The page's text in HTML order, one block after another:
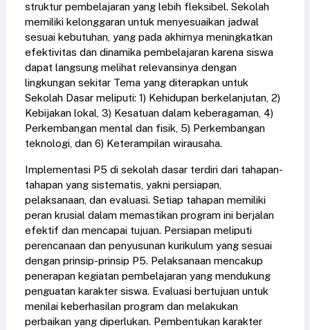
struktur pembelajaran yang lebih fleksibel. Sekolah
memiliki kelonggaran untuk menyesuaikan jadwal
sesuai kebutuhan, yang pada akhirnya meningkatkan
efektivitas dan dinamika pembelajaran karena siswa
dapat langsung melihat relevansinya dengan
lingkungan sekitar Tema yang diterapkan untuk
Sekolah Dasar meliputi: 1) Kehidupan berkelanjutan, 2)
Kebijakan lokal, 3) Kesatuan dalam keberagaman, 4)
Perkembangan mental dan fisik, 5) Perkembangan
teknologi, dan 6) Keterampilan wirausaha.
Implementasi P5 di sekolah dasar terdiri dari tahapan-
tahapan yang sistematis, yakni persiapan,
pelaksanaan, dan evaluasi. Setiap tahapan memiliki
peran krusial dalam memastikan program ini berjalan
efektif dan mencapai tujuan. Persiapan meliputi
perencanaan dan penyusunan kurikulum yang sesuai
dengan prinsip-prinsip P5. Pelaksanaan mencakup
penerapan kegiatan pembelajaran yang mendukung
penguatan karakter siswa. Evaluasi bertujuan untuk
menilai keberhasilan program dan melakukan
perbaikan yang diperlukan. Pembentukan karakter